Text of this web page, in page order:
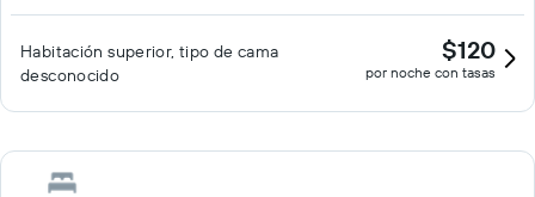
Habitación superior, tipo de cama
desconocido
$120
por noche con tasas